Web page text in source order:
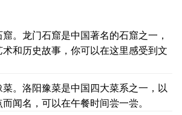
。龙门石窟是中国著名的石窟之一，
和历史故事，你可以在这里感受到文
。洛阳豫菜是中国四大菜系之一，以
闻名，可以在午餐时间尝一尝。